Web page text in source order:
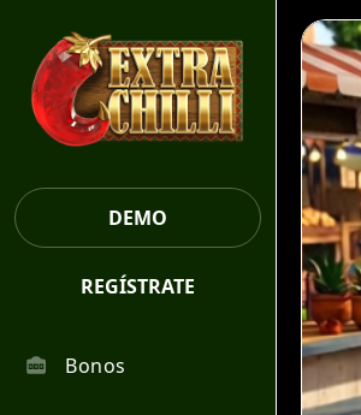
DEMO
REGÍSTRATE
Bonos